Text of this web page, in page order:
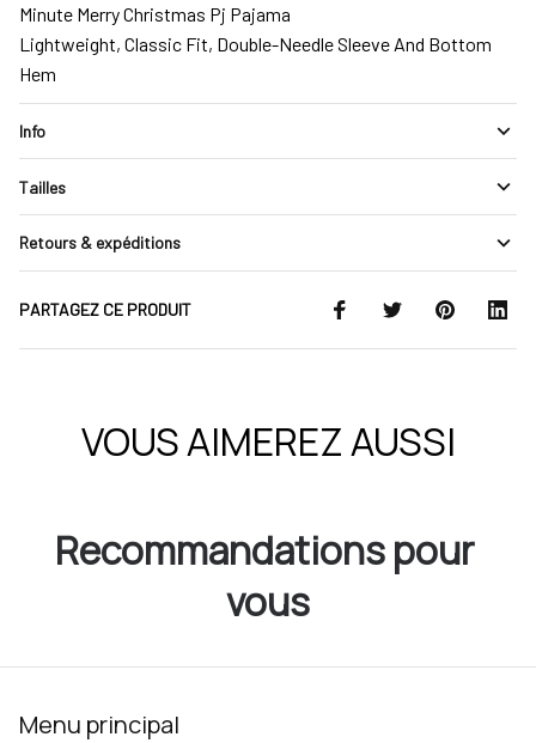
Minute Merry Christmas Pj Pajama
Lightweight, Classic Fit, Double-Needle Sleeve And Bottom
Hem
Info
Tailles
Retours & expéditions
PARTAGEZ CE PRODUIT
VOUS AIMEREZ AUSSI
Recommandations pour
vous
Menu principal